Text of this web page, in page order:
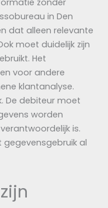
zonder
in Den
dat alleen relevante
moet duidelijk zijn
Het
voor andere
klantanalyse.
De debiteur moet
worden
is.
al